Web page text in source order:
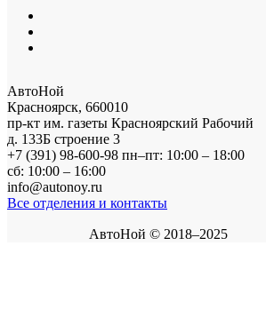
АвтоНой
Красноярск, 660010
пр-кт им. газеты Красноярский Рабочий
д. 133Б строение 3
+7 (391) 98-600-98 пн–пт: 10:00 – 18:00
сб: 10:00 – 16:00
info@autonoy.ru
Все отделения и контакты
АвтоНой © 2018–2025